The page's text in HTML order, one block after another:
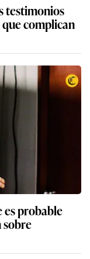
testimonios
complican
es probable
sobre